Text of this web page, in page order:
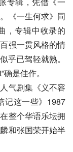
《一生何求》同
，专辑中收录的
强一贯风格的情
乎已驾轻就熟。
是佳作。
气剧集《义不容
记这一些》1987
整个华语乐坛拥
和张国荣开始半